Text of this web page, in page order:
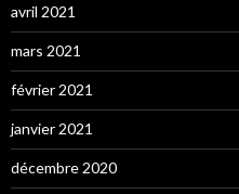
avril 2021
mars 2021
février 2021
janvier 2021
décembre 2020